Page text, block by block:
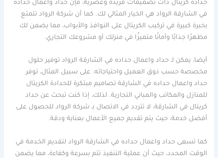
حدادة كريتال ذات تصميمات فريدة وعصرية، فإن حداد واعمال حداده
في الشارقة الرواد هي الخيار المثالي لك. كما أن شركة الرواد تتمتع
بخبرة كبيرة في تركيب الكريتال على النوافذ والأبواب، مما يضمن لك
مظهرًا جذابًا وأمانًا متميزًا في منزلك أو مشروعك التجاري.
أيضا، يمكن لـ حداد واعمال حداده في الشارقة الرواد توفير حلول
مخصصة حسب ذوق العميل واحتياجاته. على سبيل المثال، توفر
حداد واعمال حداده في الشارقة تصاميم مبتكرة للحدادة الكريتال
للمنازل والمكاتب والمباني التجارية. لذلك، إذا كنت تبحث عن حداد
كريتال في الشارقة، لا تتردد في الاتصال بـ شركة الرواد للحصول على
أفضل خدمة، حيث يتم تقديم جميع الأعمال بعناية ودقة.
كما تسعى حداد واعمال حداده في الشارقة الرواد لتقديم الخدمة في
الوقت المحدد، حيث أن عملية التنفيذ تتم بسرعة وكفاءة، مما يضمن